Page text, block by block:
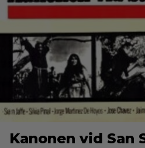
Kanonen vid San